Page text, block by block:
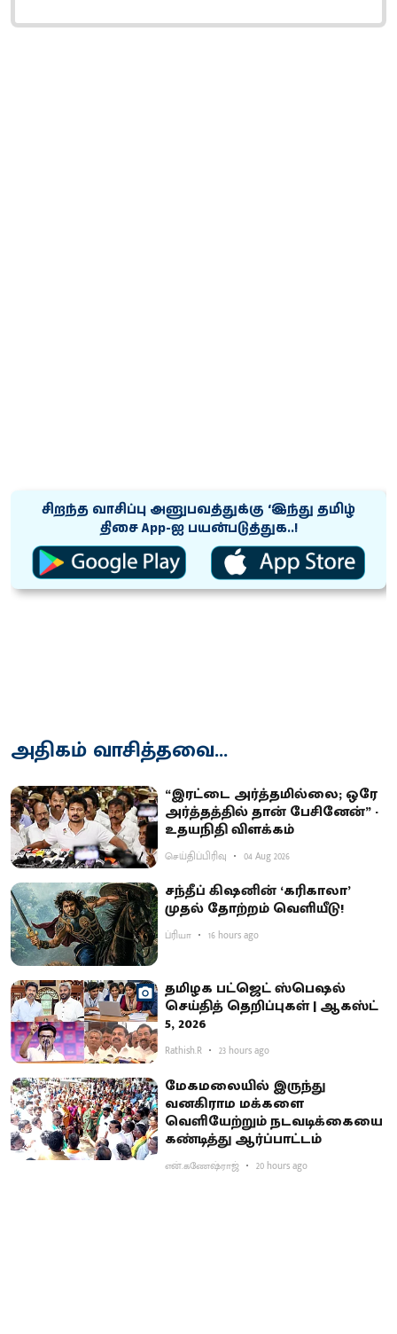
சிறந்த வாசிப்பு அனுபவத்துக்கு ‘இந்து தமிழ்
திசை App-ஐ பயன்படுத்துக..!
அதிகம் வாசித்தவை...
“இரட்டை அர்த்தமில்லை; ஒரே
அர்த்தத்தில் தான் பேசினேன்” -
உதயநிதி விளக்கம்
செய்திப்பிரிவு 04 Aug 2026
சந்தீப் கிஷனின் ‘கரிகாலா’
முதல் தோற்றம் வெளியீடு!
ப்ரியா 16 hours ago
தமிழக பட்ஜெட் ஸ்பெஷல்
செய்தித் தெறிப்புகள் | ஆகஸ்ட்
5, 2026
Rathish.R 23 hours ago
மேகமலையில் இருந்து
வனகிராம மக்களை
வெளியேற்றும் நடவடிக்கையை
கண்டித்து ஆர்ப்பாட்டம்
என்.கணேஷ்ராஜ் 20 hours ago